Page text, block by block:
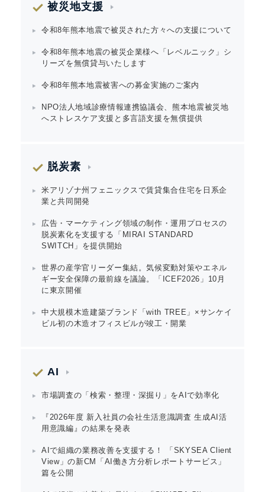
被災地支援
令和8年熊本地震で被災された方々への支援について
令和8年熊本地震の被災企業様へ「レベルニック」シ
リーズを無償貸与いたします
令和8年熊本地震被害への募金実施のご案内
NPO法人地域診療情報連携協議会、熊本地震被災地
へストレスケア支援と多言語支援を無償提供
脱炭素
米アリゾナ州フェニックスで賃貸集合住宅を日系企
業と共同開発
広告・マーケティング領域の制作・運用プロセスの
脱炭素化を支援する「MIRAI STANDARD
SWITCH」を提供開始
世界の産学官リーダー集結。気候変動対策やエネル
ギー安全保障の最前線を議論。「ICEF2026」10月
に東京開催
中大規模木造建築ブランド「with TREE」×サンケイ
ビル初の木造オフィスビルが竣工・開業
AI
市場調査の「検索・整理・深掘り」をAIで効率化
『2026年度 新入社員の会社生活意識調査 生成AI活
用意識編』の結果を発表
AIで組織の業務改善を支援する！ 「SKYSEA Client
View」の新CM「AI働き方分析レポートサービス」
篇を公開